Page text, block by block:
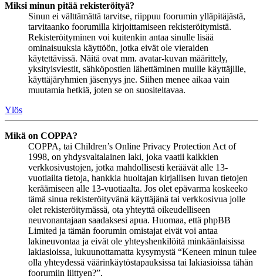
Miksi minun pitää rekisteröityä?
Sinun ei välttämättä tarvitse, riippuu foorumin ylläpitäjästä,
tarvitaanko foorumilla kirjoittamiseen rekisteröitymistä.
Rekisteröityminen voi kuitenkin antaa sinulle lisää
ominaisuuksia käyttöön, jotka eivät ole vieraiden
käytettävissä. Näitä ovat mm. avatar-kuvan määrittely,
yksityisviestit, sähköpostien lähettäminen muille käyttäjille,
käyttäjäryhmien jäsenyys jne. Siihen menee aikaa vain
muutamia hetkiä, joten se on suositeltavaa.
Ylös
Mikä on COPPA?
COPPA, tai Children’s Online Privacy Protection Act of
1998, on yhdysvaltalainen laki, joka vaatii kaikkien
verkkosivustojen, jotka mahdollisesti keräävät alle 13-
vuotiailta tietoja, hankkia huoltajan kirjallisen luvan tietojen
keräämiseen alle 13-vuotiaalta. Jos olet epävarma koskeeko
tämä sinua rekisteröityvänä käyttäjänä tai verkkosivua jolle
olet rekisteröitymässä, ota yhteyttä oikeudelliseen
neuvonantajaan saadaksesi apua. Huomaa, että phpBB
Limited ja tämän foorumin omistajat eivät voi antaa
lakineuvontaa ja eivät ole yhteyshenkilöitä minkäänlaisissa
lakiasioissa, lukuunottamatta kysymystä “Keneen minun tulee
olla yhteydessä väärinkäytöstapauksissa tai lakiasioissa tähän
foorumiin liittyen?”.